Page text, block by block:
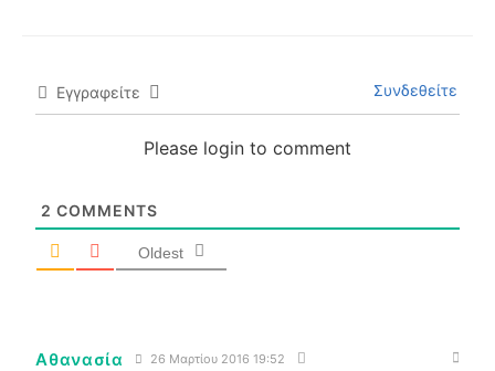
Εγγραφείτε Συνδεθείτε
Please login to comment
2 COMMENTS
Oldest
Αθανασία 26 Μαρτίου 2016 19:52